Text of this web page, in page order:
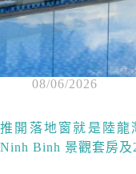
08/06/2026
推開落地窗就是陸龍
Ninh Binh 景觀套房